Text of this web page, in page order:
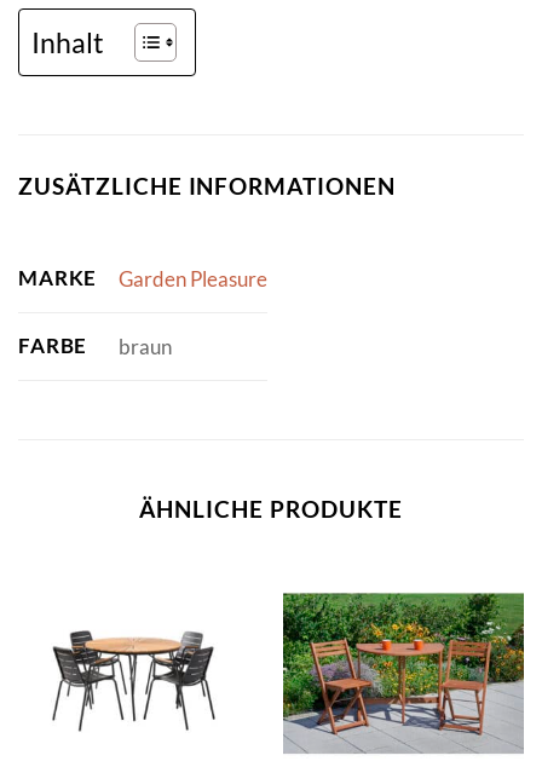
Inhalt
ZUSÄTZLICHE INFORMATIONEN
MARKE Garden Pleasure
FARBE braun
ÄHNLICHE PRODUKTE